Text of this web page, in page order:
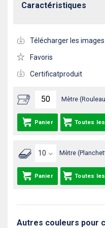
Mètre
Panier Toutes
Mètre
Panier Toutes
Caractéristiques
Télécharger les images
Favoris
Certificatproduit
Autres couleurs pour